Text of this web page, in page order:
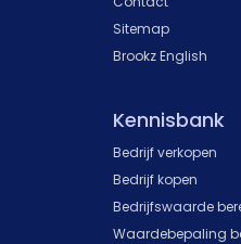
Sitemap
Brookz English
Kennisbank
Bedrijf verkopen
Bedrijf kopen
Bedrijfswaarde
Waardebepaling